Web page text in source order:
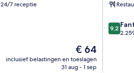
24/7 receptie
De
prijs
is
€ 64
inclusief belastingen en toeslagen
31 aug - 1 sep
City
van
Bath
9.2
van
9,2